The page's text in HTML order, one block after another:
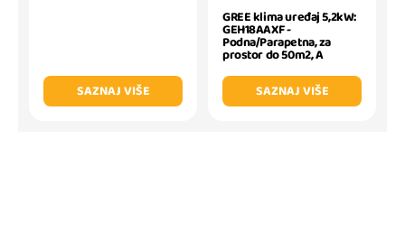
SAZNAJ VIŠE
GREE klima uređaj 5,2kW:
GEH18AAXF -
Podna/Parapetna, za
prostor do 50m2, A
SAZNAJ VIŠE